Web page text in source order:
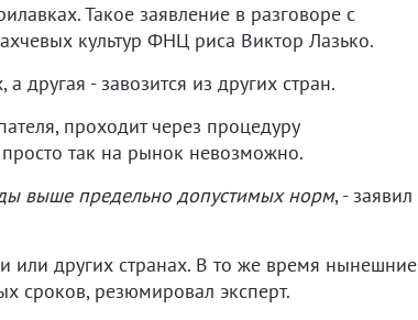
Такое заявление в разговоре с
культур ФНЦ риса Виктор Лазько.
другая - завозится из других стран.
проходит через процедуру
так на рынок невозможно.
выше предельно допустимых норм, - заявил
или других странах. В то же время нынешние
сроков, резюмировал эксперт.